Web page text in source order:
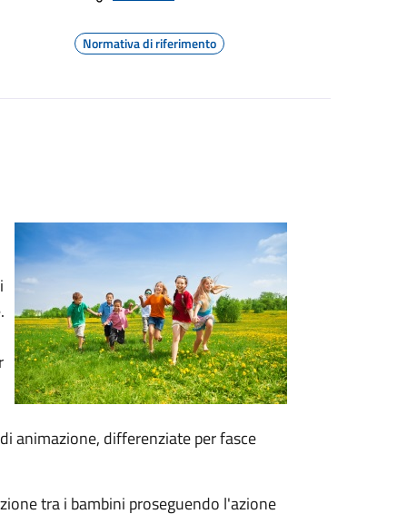
Normativa di riferimento
animazione, differenziate per fasce
tra i bambini proseguendo l'azione